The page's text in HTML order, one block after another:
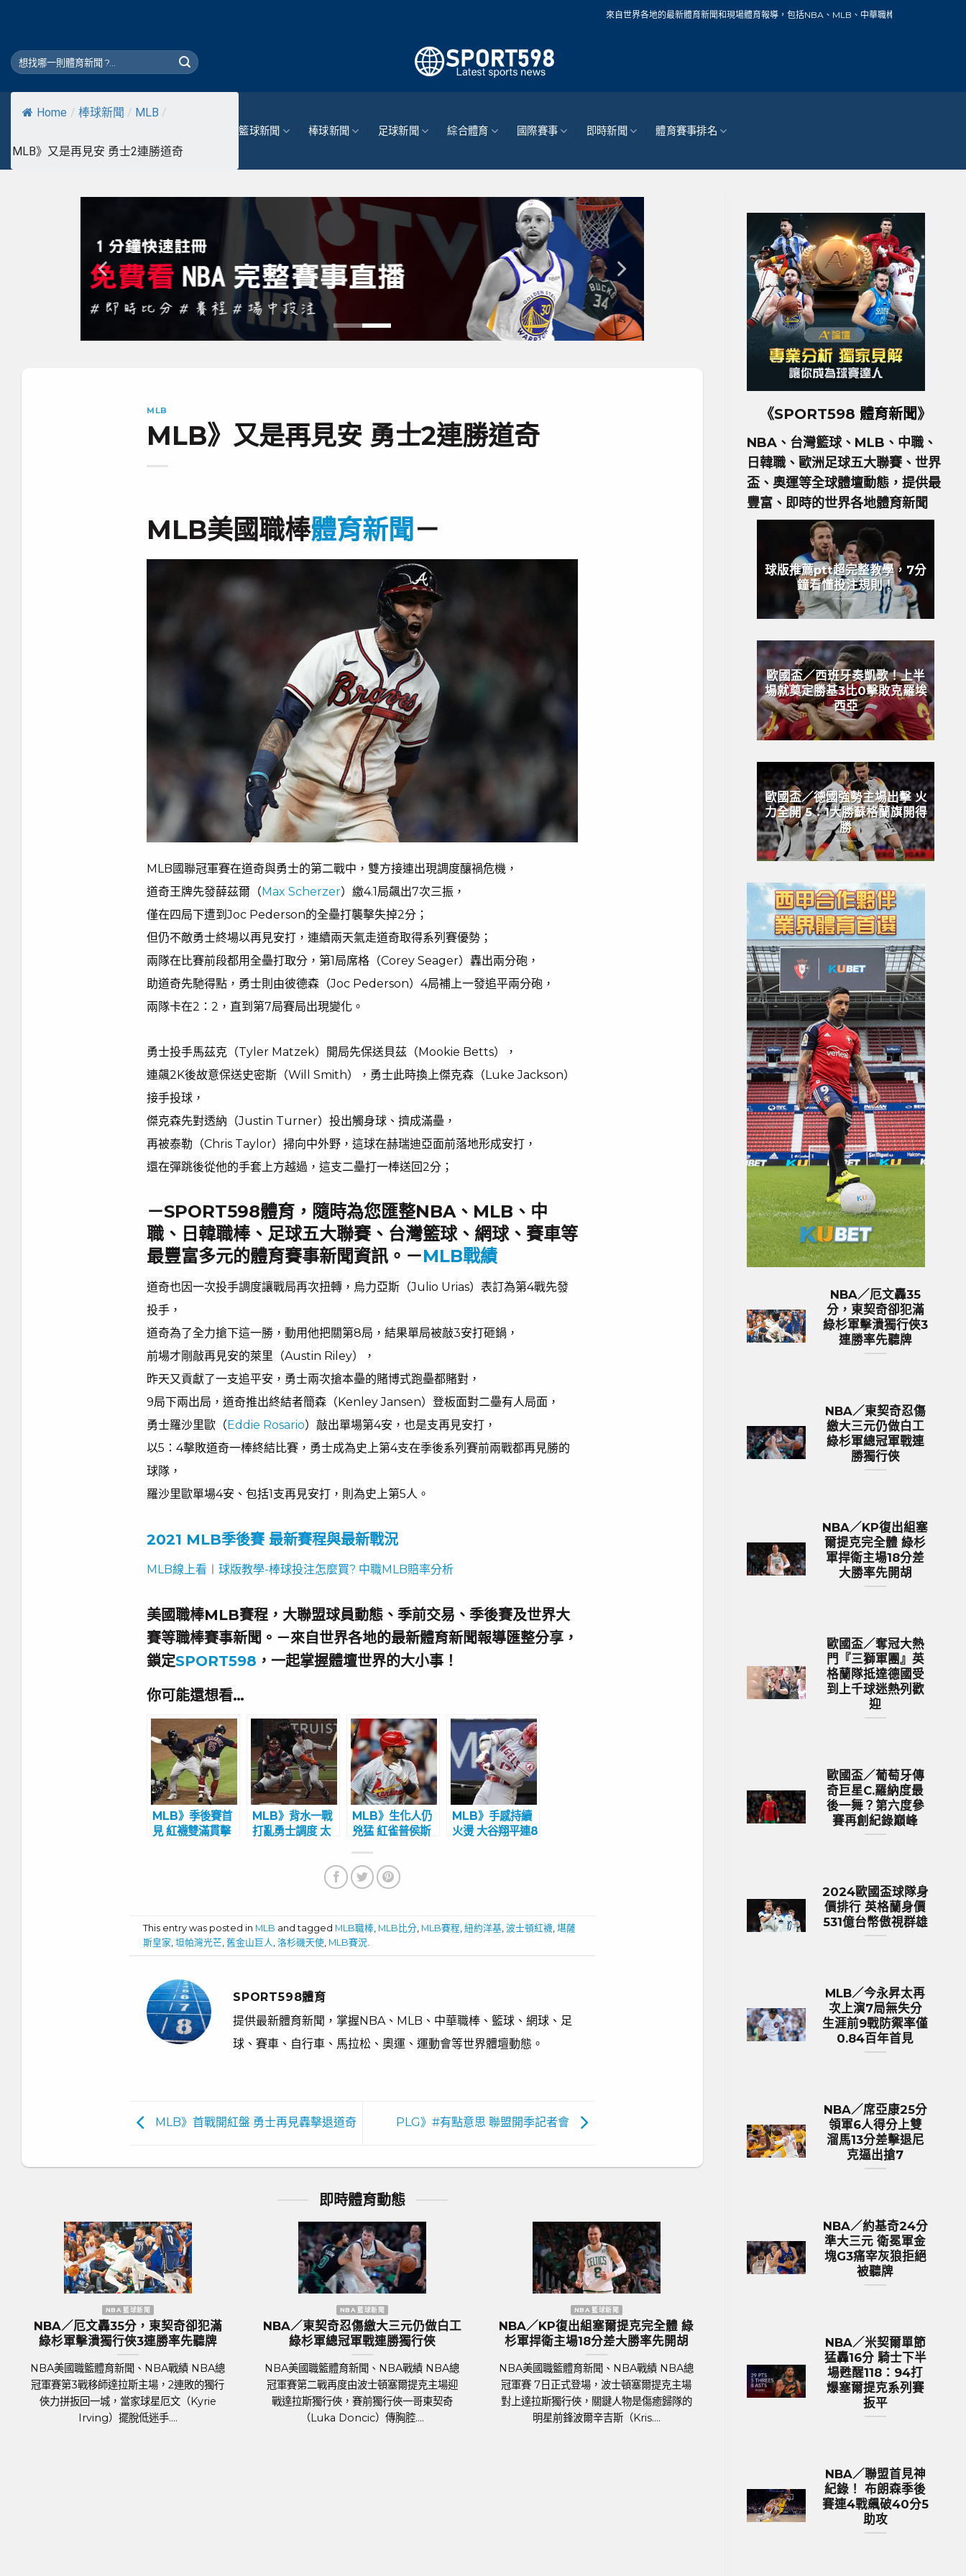
來自世界各地的最新體育新聞和現場體育報導，包括NBA、MLB、中華職棒、籃球、網球、足球、賽車、自
Home / 棒球新聞 / MLB /
MLB》又是再見安 勇士2連勝道奇
籃球新聞 棒球新聞 足球新聞 綜合體育 國際賽事 即時新聞 體育賽事排名
MLB
MLB》又是再見安 勇士2連勝道奇
MLB美國職棒體育新聞 －
MLB國聯冠軍賽在道奇與勇士的第二戰中，雙方接連出現調度釀禍危機，
道奇王牌先發薛茲爾（Max Scherzer）繳4.1局飆出7次三振，
僅在四局下遭到Joc Pederson的全壘打襲擊失掉2分；
但仍不敵勇士終場以再見安打，連續兩天氣走道奇取得系列賽優勢；
兩隊在比賽前段都用全壘打取分，第1局席格（Corey Seager）轟出兩分砲，
助道奇先馳得點，勇士則由彼德森（Joc Pederson）4局補上一發追平兩分砲，
兩隊卡在2：2，直到第7局賽局出現變化。
勇士投手馬茲克（Tyler Matzek）開局先保送貝茲（Mookie Betts），
連飆2K後故意保送史密斯（Will Smith），勇士此時換上傑克森（Luke Jackson）
接手投球，
傑克森先對透納（Justin Turner）投出觸身球、擠成滿壘，
再被泰勒（Chris Taylor）掃向中外野，這球在赫瑞迪亞面前落地形成安打，
還在彈跳後從他的手套上方越過，這支二壘打一棒送回2分；
－SPORT598體育，隨時為您匯整NBA、MLB、中
職、日韓職棒、足球五大聯賽、台灣籃球、網球、賽車等
最豐富多元的體育賽事新聞資訊。－MLB戰績
道奇也因一次投手調度讓戰局再次扭轉，烏力亞斯（Julio Urias）表訂為第4戰先發
投手，
道奇為了全力搶下這一勝，動用他把關第8局，結果單局被敲3安打砸鍋，
前場才剛敲再見安的萊里（Austin Riley），
昨天又貢獻了一支追平安，勇士兩次搶本壘的賭博式跑壘都賭對，
9局下兩出局，道奇推出終結者簡森（Kenley Jansen）登板面對二壘有人局面，
勇士羅沙里歐（ Eddie Rosario）敲出單場第4安，也是支再見安打，
以5：4擊敗道奇一棒終結比賽，勇士成為史上第4支在季後系列賽前兩戰都再見勝的
球隊，
羅沙里歐單場4安、包括1支再見安打，則為史上第5人。
2021 MLB季後賽 最新賽程與最新戰況
MLB線上看 球版教學-棒球投注怎麼買? 中職MLB賠率分析
美國職棒MLB賽程，大聯盟球員動態、季前交易、季後賽及世界大
賽等職棒賽事新聞。－來自世界各地的最新體育新聞報導匯整分享，
鎖定SPORT598 ，一起掌握體壇世界的大小事！
你可能還想看…
MLB》季後賽首
見 紅襪雙滿貫擊
MLB》背水一戰
打亂勇士調度 太
MLB》生化人仍
兇猛 紅雀普侯斯
MLB》手感持續
火燙 大谷翔平連8
This entry was posted in MLB and tagged MLB職棒 MLB比分 MLB賽程 ,紐約洋基 ,波士頓紅襪 ,堪薩
斯皇家 ,坦帕灣光芒 ,舊金山巨人 ,洛杉磯天使 MLB賽況
SPORT598體育
提供最新體育新聞，掌握NBA、MLB、中華職棒、籃球、網球、足
球、賽車、自行車、馬拉松、奧運、運動會等世界體壇動態。
MLB》首戰開紅盤 勇士再見轟擊退道奇 PLG》#有點意思 聯盟開季記者會
即時體育動態
爾提克完全體 綠
差大勝率先開胡
、NBA戰績 NBA總
波士頓塞爾提克主場
鍵人物是傷癒歸隊的
歐國盃／奪冠大熱門『三獅軍團』英
格蘭隊抵達德國受到上千球迷熱列歡
足球聯賽體育新聞、足球戰績 萬眾矚目的
2024年歐洲國家盃（UEFA Euro 2024）
將於6月14日於德國正式開踢。各國好手摩拳
歐國盃／葡萄牙傳奇巨星C.羅納度最
後一舞？第六度參賽再創紀錄巔峰
足球聯賽體育新聞、足球戰績 2024年歐洲
國家盃即將於6月14日晚上在德國揭幕，39
歲的葡萄牙球星C.羅納度（Cristiano
2024歐國盃球隊身價排行 英格蘭身
價531億台幣傲視群雄
足球聯賽體育新聞、足球戰績 在今年德國舉
行的歐洲國家盃中，英格蘭以12.9億英鎊
（約531億新台幣）的總身價傲視群雄，成為
身價最高的球隊。根據英國體育....
生涯前9戰防禦率僅
MLB美國職棒體育新聞、
加哥隊小熊日籍左投今
Imanaga），持續在大聯
章，今天在主場對
《SPORT598 體育新聞》
NBA、台灣籃球、MLB、中職、
日韓職、歐洲足球五大聯賽、世界
盃、奧運等全球體壇動態，提供最
豐富、即時的世界各地體育新聞
球版推薦ptt超完整教學，7分
鐘看懂投注規則！
歐國盃／西班牙奏凱歌！上半
場就奠定勝基3比0擊敗克羅埃
西亞
歐國盃／德國強勢主場出擊 火
力全開 5：1大勝蘇格蘭旗開得
勝
NBA／厄文轟35
分，東契奇卻犯滿
綠杉軍擊潰獨行俠3
連勝率先聽牌
NBA／東契奇忍傷
繳大三元仍做白工
綠杉軍總冠軍戰連
勝獨行俠
NBA／KP復出組塞
爾提克完全體 綠杉
軍捍衛主場18分差
大勝率先開胡
歐國盃／奪冠大熱
門『三獅軍團』英
格蘭隊抵達德國受
到上千球迷熱列歡
迎
歐國盃／葡萄牙傳
奇巨星C.羅納度最
後一舞？第六度參
賽再創紀錄巔峰
2024歐國盃球隊身
價排行 英格蘭身價
531億台幣傲視群雄
MLB／今永昇太再
次上演7局無失分
生涯前9戰防禦率僅
0.84百年首見
NBA／席亞康25分
領軍6人得分上雙
溜馬13分差擊退尼
克逼出搶7
NBA／約基奇24分
準大三元 衛冕軍金
塊G3痛宰灰狼拒絕
被聽牌
NBA／米契爾單節
猛轟16分 騎士下半
場甦醒118：94打
爆塞爾提克系列賽
扳平
NBA／聯盟首見神
紀錄！ 布朗森季後
賽連4戰飆破40分5
助攻